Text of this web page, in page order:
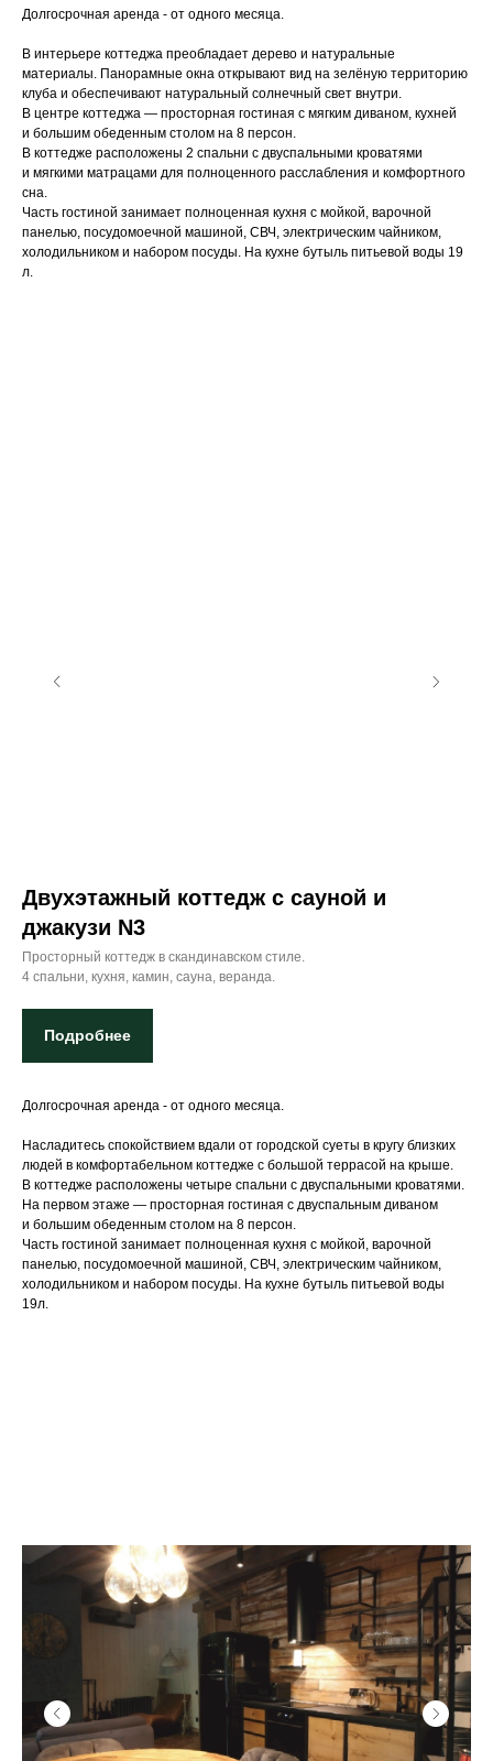
Долгосрочная аренда - от одного месяца.
В интерьере коттеджа преобладает дерево и натуральные
материалы. Панорамные окна открывают вид на зелёную территорию
клуба и обеспечивают натуральный солнечный свет внутри.
В центре коттеджа — просторная гостиная с мягким диваном, кухней
и большим обеденным столом на 8 персон.
В коттедже расположены 2 спальни с двуспальными кроватями
и мягкими матрацами для полноценного расслабления и комфортного
сна.
Часть гостиной занимает полноценная кухня с мойкой, варочной
панелью, посудомоечной машиной, СВЧ, электрическим чайником,
холодильником и набором посуды. На кухне бутыль питьевой воды 19
л.
Двухэтажный коттедж с сауной и
джакузи N3
Просторный коттедж в скандинавском стиле.
4 спальни, кухня, камин, сауна, веранда.
Подробнее
Долгосрочная аренда - от одного месяца.
Насладитесь спокойствием вдали от городской суеты в кругу близких
людей в комфортабельном коттедже с большой террасой на крыше.
В коттедже расположены четыре спальни с двуспальными кроватями.
На первом этаже — просторная гостиная с двуспальным диваном
и большим обеденным столом на 8 персон.
Часть гостиной занимает полноценная кухня с мойкой, варочной
панелью, посудомоечной машиной, СВЧ, электрическим чайником,
холодильником и набором посуды. На кухне бутыль питьевой воды
19л.